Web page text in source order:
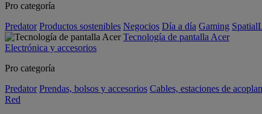
Pro categoría
Predator Productos sostenibles Negocios Día a día Gaming
Tecnología de pantalla Acer
Electrónica y accesorios
Pro categoría
Predator Prendas, bolsos y accesorios Cables, estaciones de
Red